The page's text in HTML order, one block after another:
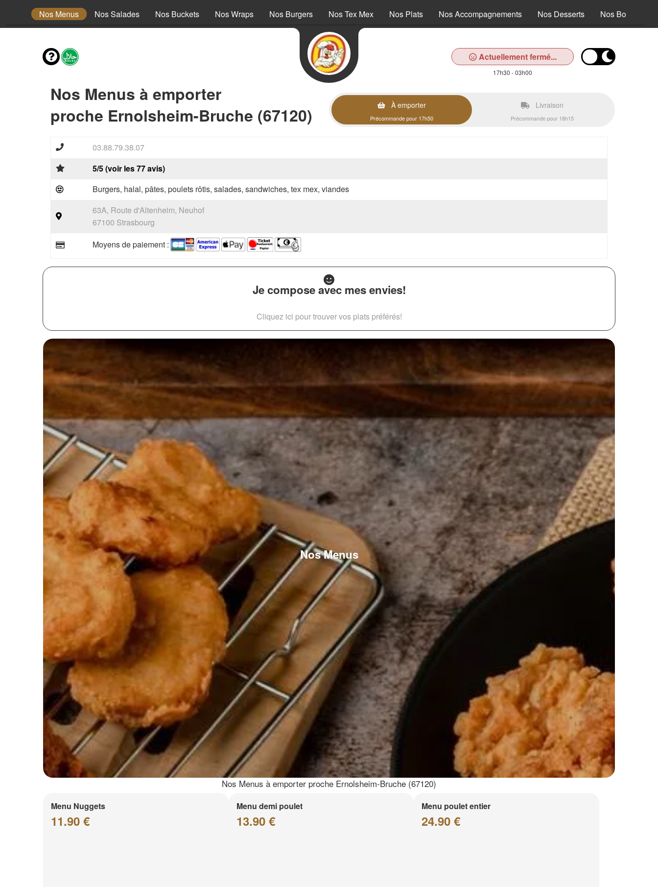
Nos Menus Nos Salades Nos Buckets Nos Wraps Nos Burgers Nos Tex Mex Nos Plats Nos Accompagnements Nos Desserts Nos Boissons
Actuellement fermé...
17h30 - 03h00
Nos Menus à emporter
proche Ernolsheim-Bruche (67120)
À emporter
Précommande pour 17h50
Livraison
Précommande pour 18h15
03.88.79.38.07
5/5 (voir les 77 avis)
Burgers, halal, pâtes, poulets rôtis, salades, sandwiches, tex mex, viandes
63A, Route d'Altenheim, Neuhof
67100 Strasbourg
Moyens de paiement :
Je compose avec mes envies!
Cliquez ici pour trouver vos plats préférés!
Nos Menus
Nos Menus à emporter proche Ernolsheim-Bruche (67120)
Menu Nuggets
11.90 €
Menu demi poulet
13.90 €
Menu poulet entier
24.90 €